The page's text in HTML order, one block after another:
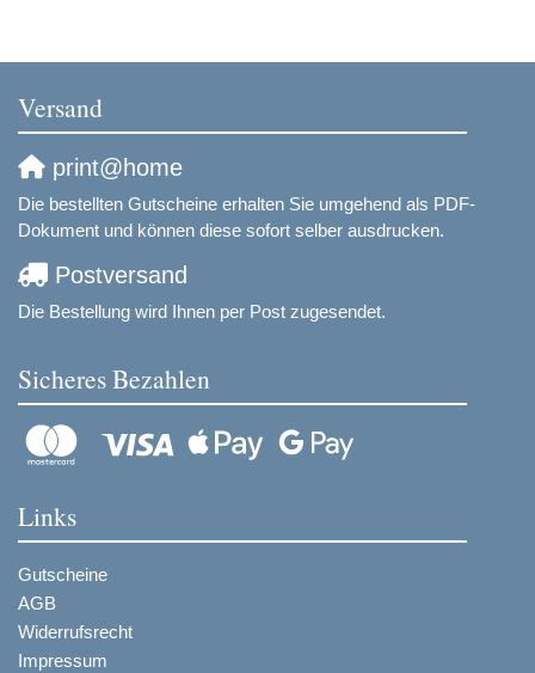
Versand
print@home
Die bestellten Gutscheine erhalten Sie umgehend als PDF-
Dokument und können diese sofort selber ausdrucken.
Postversand
Die Bestellung wird Ihnen per Post zugesendet.
Sicheres Bezahlen
Links
Gutscheine
AGB
Widerrufsrecht
Impressum